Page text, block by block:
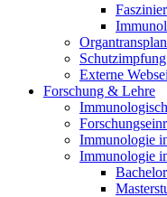
Schutzimpfung
Externe
Forschung & Lehre
Immunologie
Immunologie